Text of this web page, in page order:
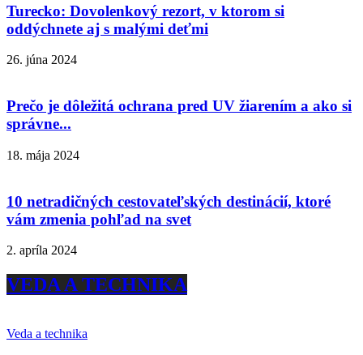
Turecko: Dovolenkový rezort, v ktorom si
oddýchnete aj s malými deťmi
26. júna 2024
Prečo je dôležitá ochrana pred UV žiarením a ako si
správne...
18. mája 2024
10 netradičných cestovateľských destinácií, ktoré
vám zmenia pohľad na svet
2. apríla 2024
VEDA A TECHNIKA
Veda a technika